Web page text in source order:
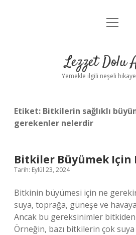
Anasayfa
Yasal Uyarı
menüyü
Lezzet Dolu
Yemekle ilgili neşeli
Etiket: Bitkilerin sağlıklı
gerekenler nelerdir
Bitkiler Büyümek Için
Tarih: Eylül 23, 2024
Bitkinin büyümesi için ne
suya, toprağa, güneşe ve
Ancak bu gereksinimler
Örneğin, bazı bitkilerin çok suya